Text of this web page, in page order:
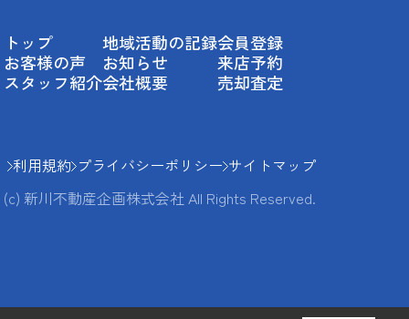
トップ
お客様の声
スタッフ紹介
地域活動の記録
お知らせ
会社概要
会員登録
来店予約
売却査定
利用規約 プライバシーポリシー サイトマップ
(c) 新川不動産企画株式会社 All Rights Reserved.